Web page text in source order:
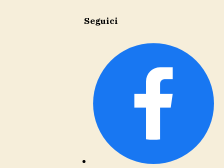
Seguici